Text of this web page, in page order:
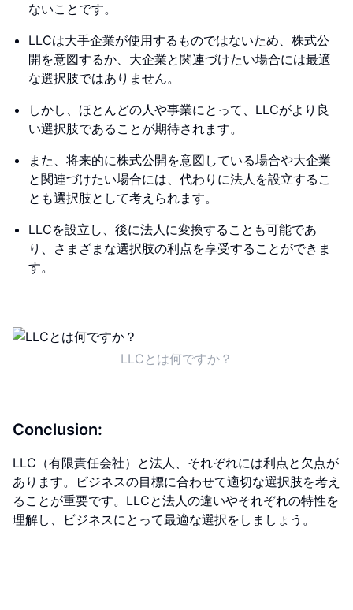
ないことです。
LLCは大手企業が使用するものではないため、株式公
開を意図するか、大企業と関連づけたい場合には最適
な選択肢ではありません。
しかし、ほとんどの人や事業にとって、LLCがより良
い選択肢であることが期待されます。
また、将来的に株式公開を意図している場合や大企業
と関連づけたい場合には、代わりに法人を設立するこ
とも選択肢として考えられます。
LLCを設立し、後に法人に変換することも可能であ
り、さまざまな選択肢の利点を享受することができま
す。
LLCとは何ですか？
Conclusion:
LLC（有限責任会社）と法人、それぞれには利点と欠点が
あります。ビジネスの目標に合わせて適切な選択肢を考え
ることが重要です。LLCと法人の違いやそれぞれの特性を
理解し、ビジネスにとって最適な選択をしましょう。